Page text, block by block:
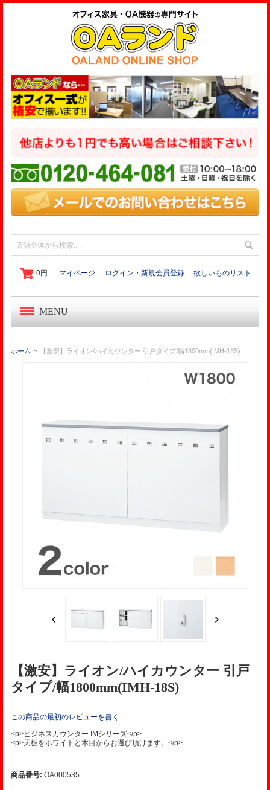
0円 マイページ ログイン・新規会員登録 欲しいものリスト
MENU
起業家セット
ホーム 【激安】ライオン/ハイカウンター 引戸タイプ/幅1800mm(IMH-18S)
【激安】ライオン/ハイカウンター 引戸
タイプ/幅1800mm(IMH-18S)
この商品の最初のレビューを書く
<p>ビジネスカウンター IMシリーズ</p>
<p>天板をホワイトと木目からお選び頂けます。</p>
商品番号:OA000535